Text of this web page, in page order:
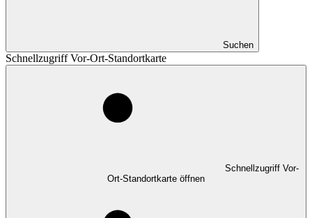
Suchen
Schnellzugriff Vor-Ort-Standortkarte
Schnellzugriff Vor-
Ort-Standortkarte öffnen